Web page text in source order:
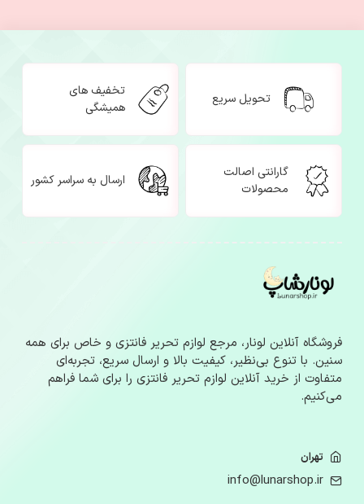
تحویل سریع
تخفیف های
همیشگی
گارانتی اصالت
محصولات
ارسال به سراسر کشور
فروشگاه آنلاین لونار، مرجع لوازم‌ تحریر فانتزی و خاص برای همه
سنین. با تنوع بی‌نظیر، کیفیت بالا و ارسال سریع، تجربه‌ای
متفاوت از خرید آنلاین لوازم‌ تحریر فانتزی را برای شما فراهم
می‌کنیم.
تهران
info@lunarshop.ir